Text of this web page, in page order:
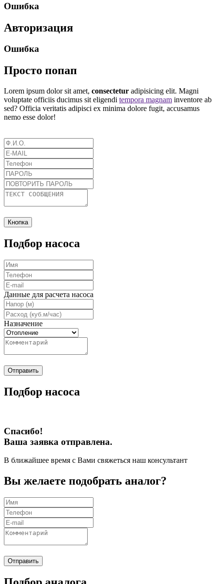
Ошибка
Авторизация
Ошибка
Просто попап
Lorem ipsum dolor sit amet, consectetur adipisicing elit. Magni
voluptate officiis ducimus sit eligendi tempora magnam inventore ab
sed? Officia veritatis adipisci ex minima dolore fugit, accusamus
nemo esse dolor!
Кнопка
Подбор насоса
Данные для расчета насоса
Назначение
Отправить
Подбор насоса
Спасибо!
Ваша заявка отправлена.
В ближайшее время с Вами свяжеться наш консультант
Вы желаете подобрать аналог?
Отправить